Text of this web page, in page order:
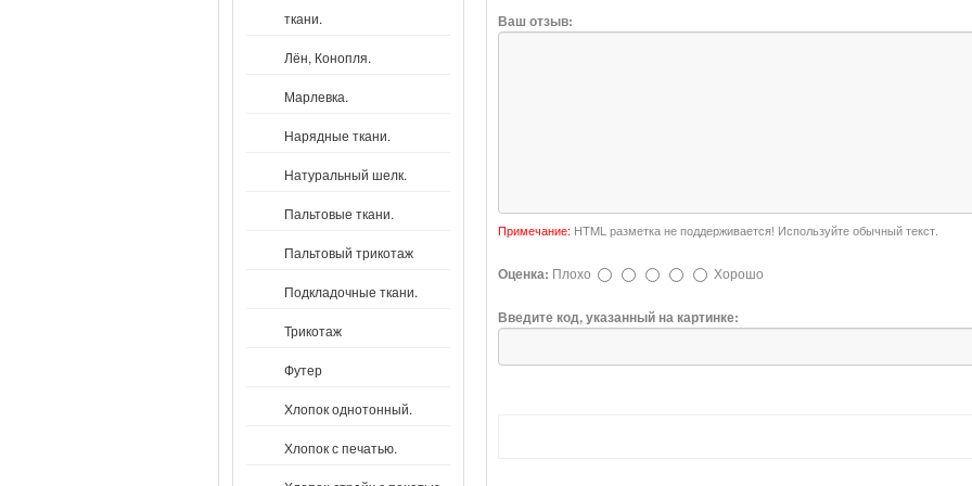
ткани.
Лён, Конопля.
Марлевка.
Нарядные ткани.
Натуральный шелк.
Пальтовые ткани.
Пальтовый трикотаж
Подкладочные ткани.
Трикотаж
Футер
Хлопок однотонный.
Хлопок с печатью.
Ваш отзыв:
Примечание: HTML разметка не поддерживается! Используйте обычный текст.
Оценка: Плохо Хорошо
Введите код, указанный на картинке: